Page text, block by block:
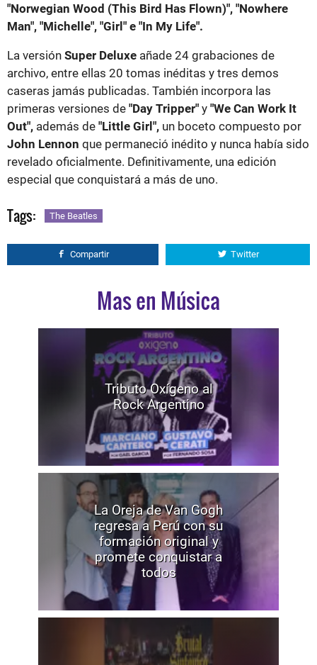
"Norwegian Wood (This Bird Has Flown)", "Nowhere
Man", "Michelle", "Girl" e "In My Life".
La versión Super Deluxe añade 24 grabaciones de
archivo, entre ellas 20 tomas inéditas y tres demos
caseras jamás publicadas. También incorpora las
primeras versiones de "Day Tripper" y "We Can Work It
Out", además de "Little Girl", un boceto compuesto por
John Lennon que permaneció inédito y nunca había sido
revelado oficialmente. Definitivamente, una edición
especial que conquistará a más de uno.
Tags: The Beatles
Compartir Twitter
Mas en Música
Tributo Oxígeno al
Rock Argentino
La Oreja de Van Gogh
regresa a Perú con su
formación original y
promete conquistar a
todos